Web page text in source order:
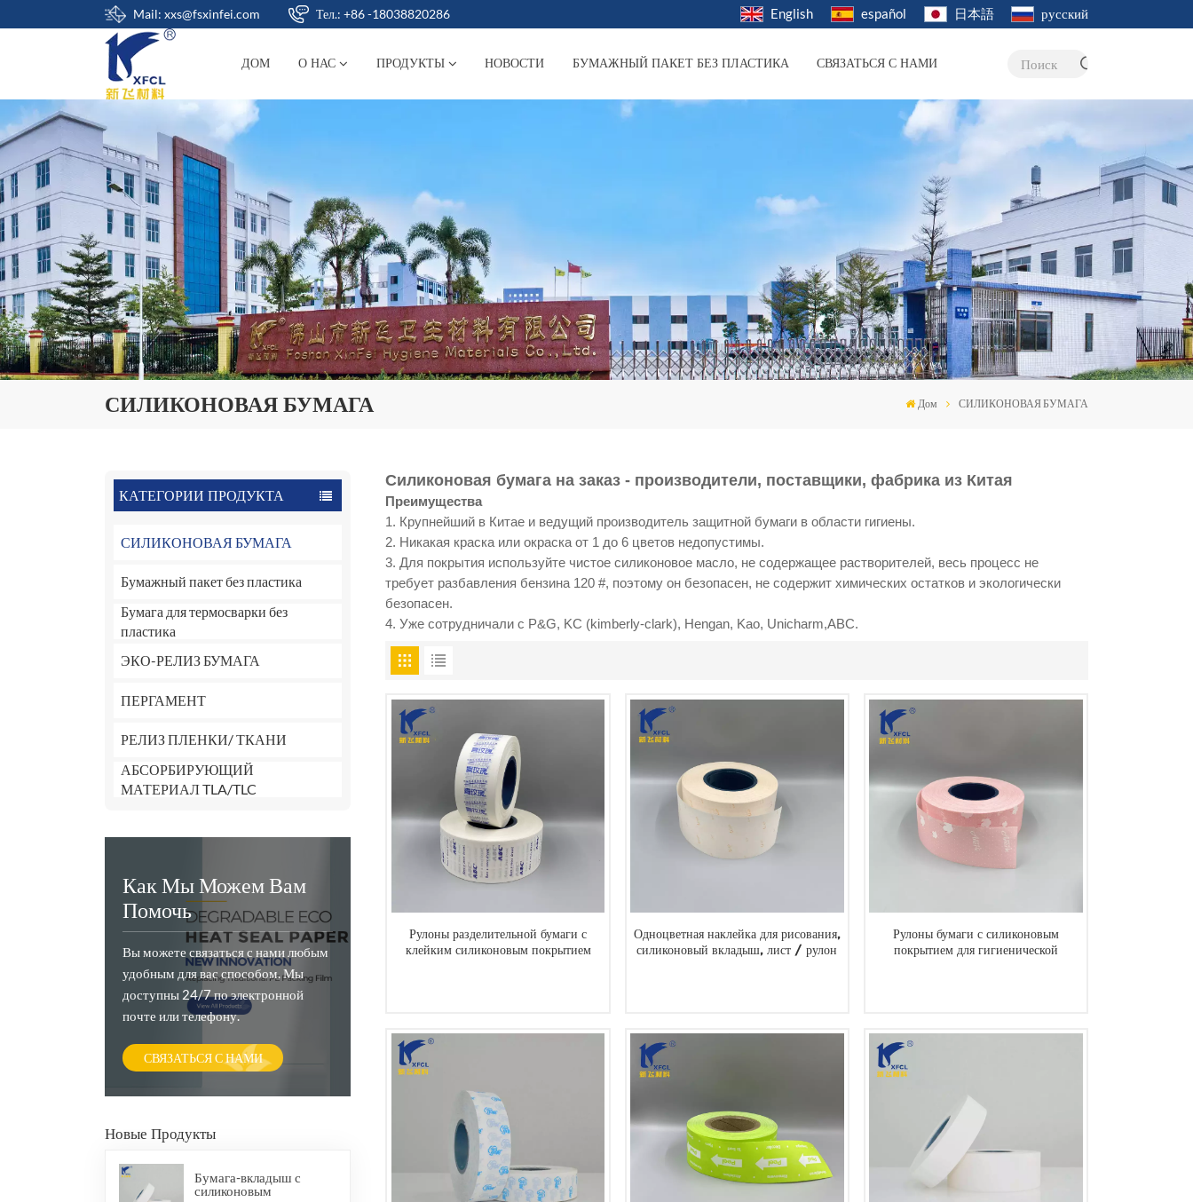
Mail: xxs@fsxinfei.com Тел.: +86 -18038820286 English español 日本語 русский
ДОМ О НАС ПРОДУКТЫ НОВОСТИ БУМАЖНЫЙ ПАКЕТ БЕЗ ПЛАСТИКА СВЯЗАТЬСЯ С НАМИ Поиск
СИЛИКОНОВАЯ БУМАГА Дом СИЛИКОНОВАЯ БУМАГА
КАТЕГОРИИ ПРОДУКТА
СИЛИКОНОВАЯ БУМАГА
Бумажный пакет без пластика
Бумага для термосварки без
пластика
ЭКО-РЕЛИЗ БУМАГА
ПЕРГАМЕНТ
РЕЛИЗ ПЛЕНКИ/ ТКАНИ
АБСОРБИРУЮЩИЙ
МАТЕРИАЛ TLA/TLC
Как Мы Можем Вам
Помочь
Вы можете связаться с нами любым
удобным для вас способом. Мы
доступны 24/7 по электронной
почте или телефону.
СВЯЗАТЬСЯ С НАМИ
Новые Продукты
Бумага-вкладыш с
силиконовым
Силиконовая бумага на заказ - производители, поставщики, фабрика из Китая
Преимущества
1. Крупнейший в Китае и ведущий производитель защитной бумаги в области гигиены.
2. Никакая краска или окраска от 1 до 6 цветов недопустимы.
3. Для покрытия используйте чистое силиконовое масло, не содержащее растворителей, весь процесс не
требует разбавления бензина 120 #, поэтому он безопасен, не содержит химических остатков и экологически
безопасен.
4. Уже сотрудничали с P&G, KC (kimberly-clark), Hengan, Kao, Unicharm,ABC.
Рулоны разделительной бумаги с
клейким силиконовым покрытием
Одноцветная наклейка для рисования,
силиконовый вкладыш, лист / рулон
Рулоны бумаги с силиконовым
покрытием для гигиенической